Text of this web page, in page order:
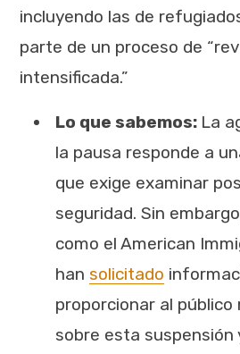
incluyendo las de
parte de un proceso de
intensificada.”
Lo que sabemos: La
la pausa responde a
que exige examinar
seguridad. Sin
como el American
han solicitado
proporcionar al público
sobre esta suspensión